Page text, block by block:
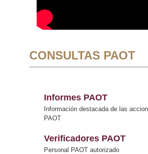
CONSULTAS PAOT
Informes PAOT
Información destacada de las
PAOT
Verificadores PAOT
Personal PAOT autorizado